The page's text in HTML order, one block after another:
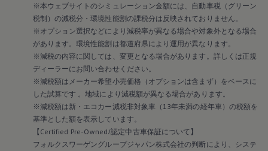
※本ウェブサイトのシミュレーション金額には、自動車税（グリーン
税制）の減税分・環境性能割の課税分は反映されておりません。
※オプション選択などにより減税率が異なる場合や対象外となる場合
があります。環境性能割は都道府県により運用が異なります。
※減税の内容に関しては、変更となる場合があります。詳しくは正規
ディーラーにお問い合わせください。
※減税額はメーカー希望小売価格（オプションは含まず）をベースに
した試算です 。地域により減税額が異なる場合があります。
※減税額は新・エコカー減税非対象車（13年未満の経年車）の税額を
基準とした額を表示しています。
【Certified Pre-Owned/認定中古車保証について】
フォルクスワーゲングループジャパン株式会社の判断により、システ